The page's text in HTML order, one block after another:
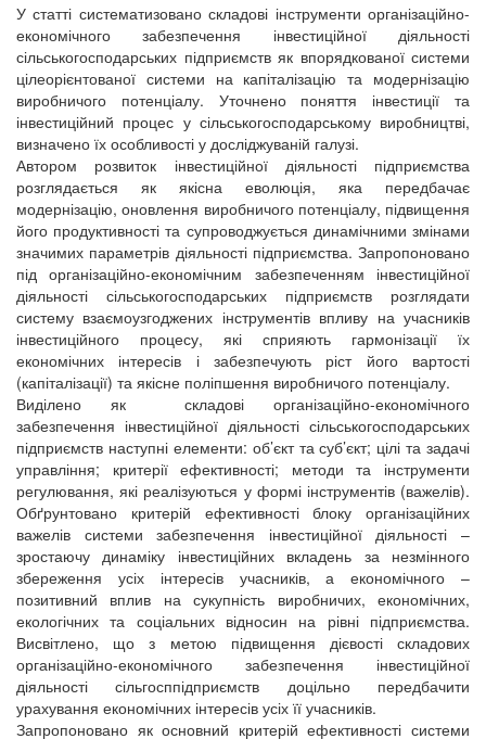
У статті систематизовано складові інструменти організаційно-
економічного забезпечення інвестиційної діяльності
сільськогосподарських підприємств як впорядкованої системи
цілеорієнтованої системи на капіталізацію та модернізацію
виробничого потенціалу. Уточнено поняття інвестиції та
інвестиційний процес у сільськогосподарському виробництві,
визначено їх особливості у досліджуваній галузі.
Автором розвиток інвестиційної діяльності підприємства
розглядається як якісна еволюція, яка передбачає
модернізацію, оновлення виробничого потенціалу, підвищення
його продуктивності та супроводжується динамічними змінами
значимих параметрів діяльності підприємства. Запропоновано
під організаційно-економічним забезпеченням інвестиційної
діяльності сільськогосподарських підприємств розглядати
систему взаємоузгоджених інструментів впливу на учасників
інвестиційного процесу, які сприяють гармонізації їх
економічних інтересів і забезпечують ріст його вартості
(капіталізації) та якісне поліпшення виробничого потенціалу.
Виділено як складові організаційно-економічного
забезпечення інвестиційної діяльності сільськогосподарських
підприємств наступні елементи: об’єкт та суб’єкт; цілі та задачі
управління; критерії ефективності; методи та інструменти
регулювання, які реалізуються у формі інструментів (важелів).
Обґрунтовано критерій ефективності блоку організаційних
важелів системи забезпечення інвестиційної діяльності –
зростаючу динаміку інвестиційних вкладень за незмінного
збереження усіх інтересів учасників, а економічного –
позитивний вплив на сукупність виробничих, економічних,
екологічних та соціальних відносин на рівні підприємства.
Висвітлено, що з метою підвищення дієвості складових
організаційно-економічного забезпечення інвестиційної
діяльності сільгосппідприємств доцільно передбачити
урахування економічних інтересів усіх її учасників.
Запропоновано як основний критерій ефективності системи